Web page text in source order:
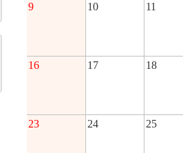
9 10 11
16 17 18
23 24 25